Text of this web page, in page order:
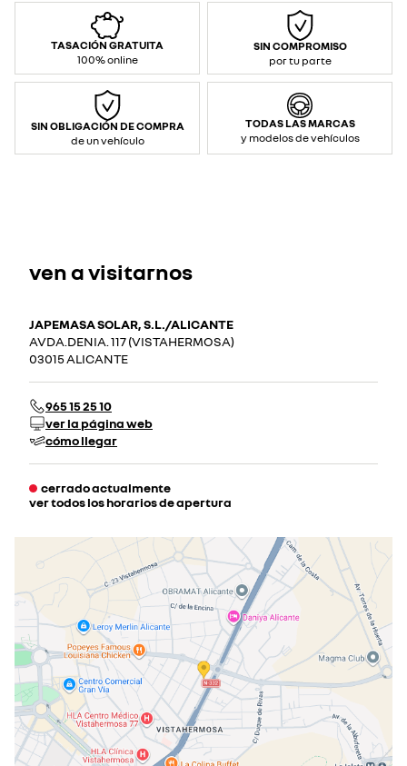
TASACIÓN GRATUITA
100% online
SIN COMPROMISO
por tu parte
SIN OBLIGACIÓN DE COMPRA
de un vehículo
TODAS LAS MARCAS
y modelos de vehículos
ven a visitarnos
JAPEMASA SOLAR, S.L./ALICANTE
AVDA.DENIA. 117 (VISTAHERMOSA)
03015 ALICANTE
965 15 25 10
ver la página web
cómo llegar
cerrado actualmente
ver todos los horarios de apertura
martes
08:00 - 20:00
miércoles
08:00 - 20:00
jueves
08:00 - 20:00
viernes
08:00 - 20:00
sábado
09:30 - 13:30cerrado actualmente
domingo
cerrado actualmente